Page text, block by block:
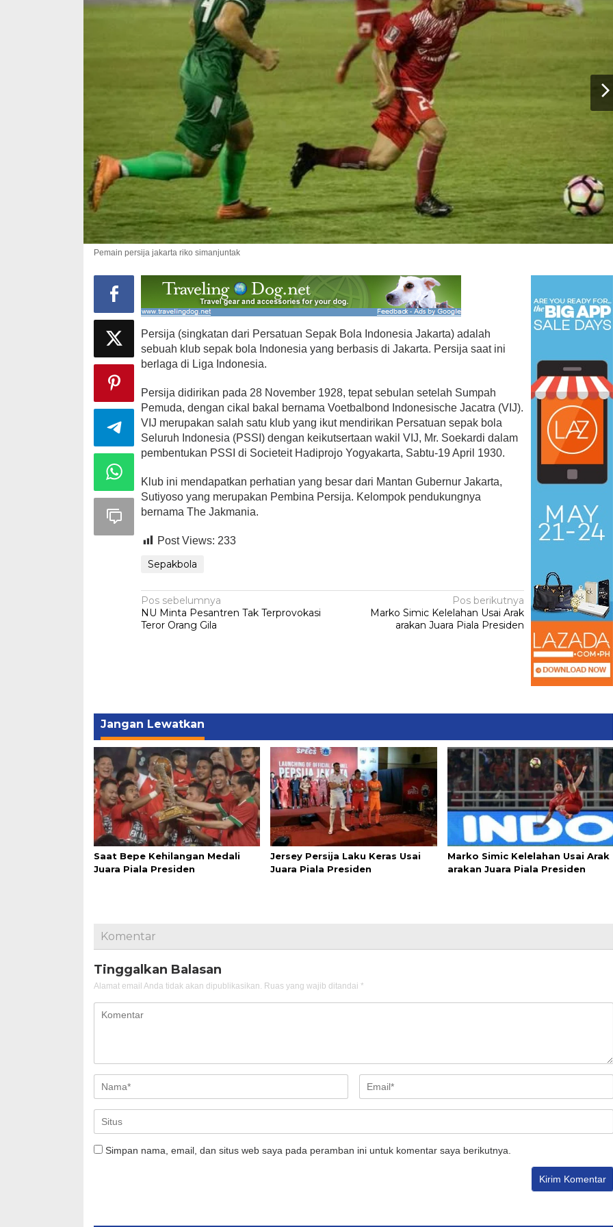
Pemain persija jakarta riko simanjuntak
Persija (singkatan dari Persatuan Sepak Bola Indonesia Jakarta) adalah
sebuah klub sepak bola Indonesia yang berbasis di Jakarta. Persija saat ini
berlaga di Liga Indonesia.
Persija didirikan pada 28 November 1928, tepat sebulan setelah Sumpah
Pemuda, dengan cikal bakal bernama Voetbalbond Indonesische Jacatra (VIJ).
VIJ merupakan salah satu klub yang ikut mendirikan Persatuan sepak bola
Seluruh Indonesia (PSSI) dengan keikutsertaan wakil VIJ, Mr. Soekardi dalam
pembentukan PSSI di Societeit Hadiprojo Yogyakarta, Sabtu-19 April 1930.
Klub ini mendapatkan perhatian yang besar dari Mantan Gubernur Jakarta,
Sutiyoso yang merupakan Pembina Persija. Kelompok pendukungnya
bernama The Jakmania.
Post Views: 233
Sepakbola
Navigasi
pos
Pos sebelumnya
NU Minta Pesantren Tak Terprovokasi
Teror Orang Gila
Pos berikutnya
Marko Simic Kelelahan Usai Arak
arakan Juara Piala Presiden
Jangan Lewatkan
Saat Bepe Kehilangan Medali
Juara Piala Presiden
Jersey Persija Laku Keras Usai
Juara Piala Presiden
Marko Simic Kelelahan Usai Arak
arakan Juara Piala Presiden
Komentar
Tinggalkan Balasan
Alamat email Anda tidak akan dipublikasikan. Ruas yang wajib ditandai *
Simpan nama, email, dan situs web saya pada peramban ini untuk komentar saya berikutnya.
Ini Dia Hubungan Partai Garuda
dengan Gerindra
Februari 19, 2018
Strategi PPP Menangkan Duet
Ganjar dan Gus Yasin
Di Berita, Politik | Februari 19, 2018
Ini Dia Hubungan Partai Garuda
dengan Gerindra
Di Berita, Politik | Februari 19, 2018